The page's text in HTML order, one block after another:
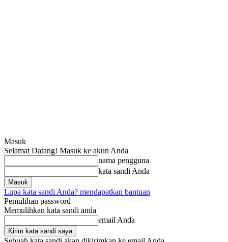
Masuk
Selamat Datang! Masuk ke akun Anda
nama pengguna
kata sandi Anda
Lupa kata sandi Anda? mendapatkan bantuan
Pemulihan password
Memulihkan kata sandi anda
email Anda